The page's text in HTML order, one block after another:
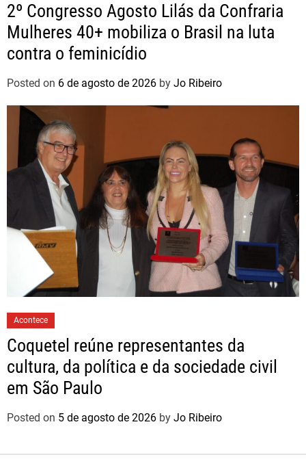
2º Congresso Agosto Lilás da Confraria
Mulheres 40+ mobiliza o Brasil na luta
contra o feminicídio
Posted on 6 de agosto de 2026 by Jo Ribeiro
Acontece
Coquetel reúne representantes da
cultura, da política e da sociedade civil
em São Paulo
Posted on 5 de agosto de 2026 by Jo Ribeiro